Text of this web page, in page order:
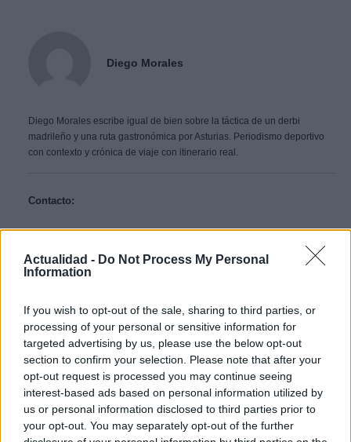
Actualidad - Do Not Process My Personal
Information
If you wish to opt-out of the sale, sharing to third parties, or
processing of your personal or sensitive information for
targeted advertising by us, please use the below opt-out
section to confirm your selection. Please note that after your
opt-out request is processed you may continue seeing
interest-based ads based on personal information utilized by
us or personal information disclosed to third parties prior to
your opt-out. You may separately opt-out of the further
Diego Morales
Diego Morales escribe igual de bien sobre la táctica de un derbi
madrileño y una ruta gastronómica por Asturias. Periodismo deportivo
con contexto y crónica de viaje con itinerario real.
Contacto:
ARTÍCULO ANTERIOR
ARTÍCULO SIGUIENTE
Más leídos
DEPORTES